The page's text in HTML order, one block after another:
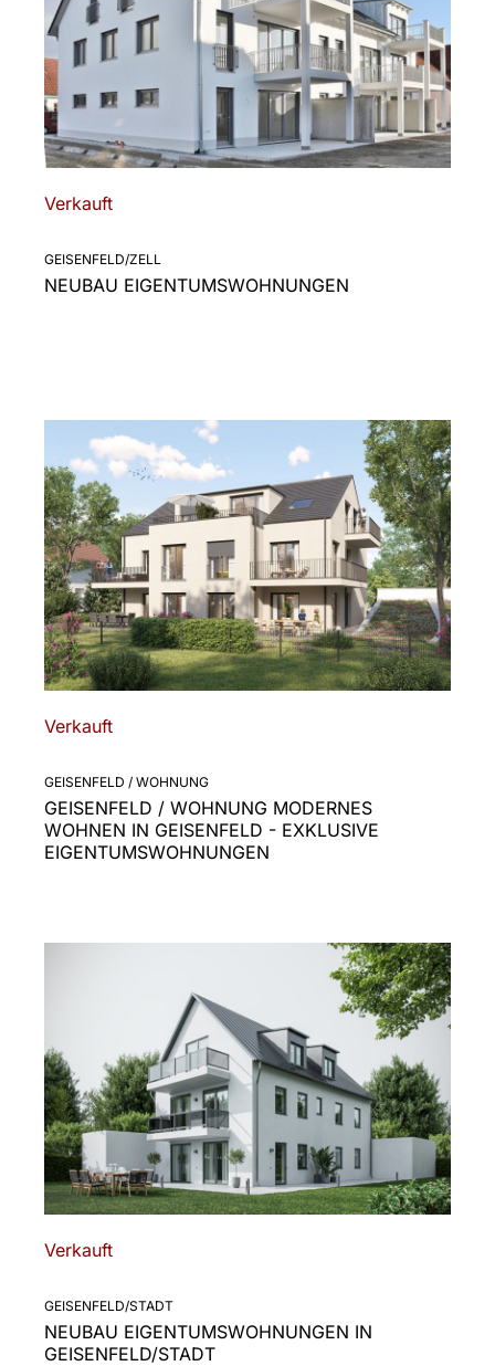
Verkauft
GEISENFELD/ZELL
NEUBAU EIGENTUMSWOHNUNGEN
Verkauft
GEISENFELD / WOHNUNG
GEISENFELD / WOHNUNG MODERNES
WOHNEN IN GEISENFELD - EXKLUSIVE
EIGENTUMSWOHNUNGEN
Verkauft
GEISENFELD/STADT
NEUBAU EIGENTUMSWOHNUNGEN IN
GEISENFELD/STADT